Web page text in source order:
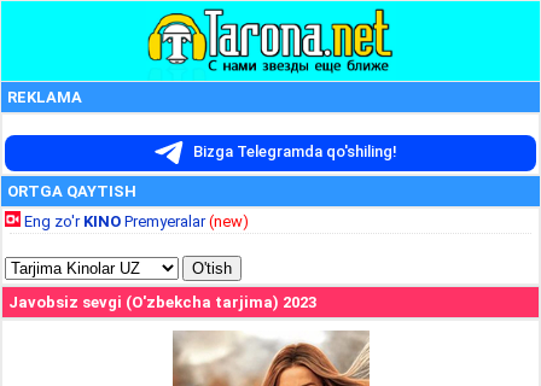
REKLAMA
Bizga Telegramda qo'shiling!
ORTGA QAYTISH
Eng zo'r KINO Premyeralar(new)
Javobsiz sevgi (O'zbekcha tarjima) 2023